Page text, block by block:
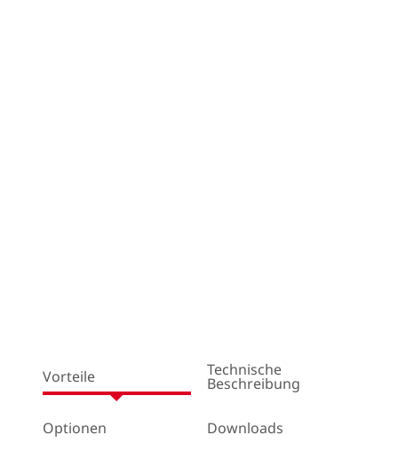
Vorteile Technische
Beschreibung
Optionen Downloads